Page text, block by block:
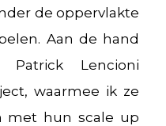
de oppervlakte
Aan de hand
Lencioni
waarmee ik ze
met hun scale up